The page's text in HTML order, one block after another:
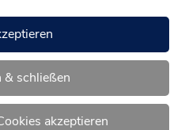
& schließen
akzeptieren